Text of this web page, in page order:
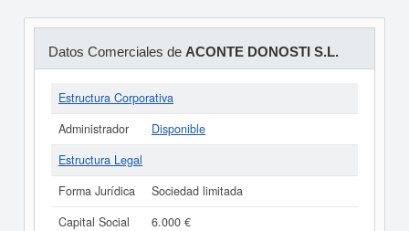
Datos Comerciales de ACONTE DONOSTI S.L.
Estructura Corporativa
Administrador
Disponible
Estructura Legal
Forma Jurídica
Sociedad limitada
Capital Social
6.000 €